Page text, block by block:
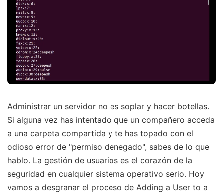
Administrar un servidor no es soplar y hacer botellas.
Si alguna vez has intentado que un compañero acceda
a una carpeta compartida y te has topado con el
odioso error de "permiso denegado", sabes de lo que
hablo. La gestión de usuarios es el corazón de la
seguridad en cualquier sistema operativo serio. Hoy
vamos a desgranar el proceso de Adding a User to a